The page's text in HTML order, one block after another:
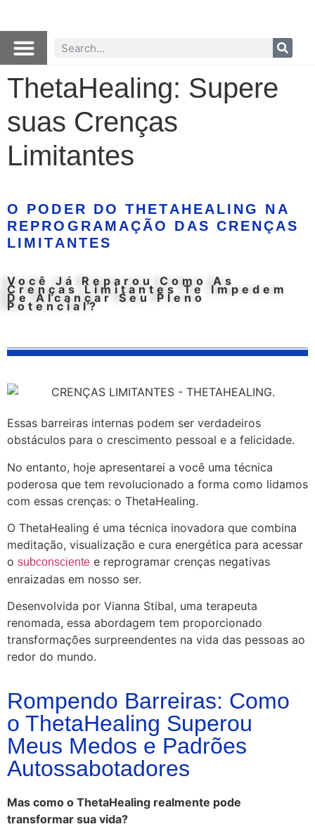
ThetaHealing: Supere
suas Crenças
Limitantes
O PODER DO THETAHEALING NA
REPROGRAMAÇÃO DAS CRENÇAS
LIMITANTES
Você Já Reparou Como As
Crenças Limitantes Te Impedem
De Alcançar Seu Pleno
Potencial?
Essas barreiras internas podem ser verdadeiros
obstáculos para o crescimento pessoal e a felicidade.
No entanto, hoje apresentarei a você uma técnica
poderosa que tem revolucionado a forma como lidamos
com essas crenças: o ThetaHealing.
O ThetaHealing é uma técnica inovadora que combina
meditação, visualização e cura energética para acessar
o subconsciente e reprogramar crenças negativas
enraizadas em nosso ser.
Desenvolvida por Vianna Stibal, uma terapeuta
renomada, essa abordagem tem proporcionado
transformações surpreendentes na vida das pessoas ao
redor do mundo.
Rompendo Barreiras: Como
o ThetaHealing Superou
Meus Medos e Padrões
Autossabotadores
Mas como o ThetaHealing realmente pode
transformar sua vida?